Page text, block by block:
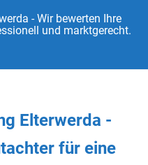
- Wir bewerten Ihre
und marktgerecht.
Elterwerda -
für eine